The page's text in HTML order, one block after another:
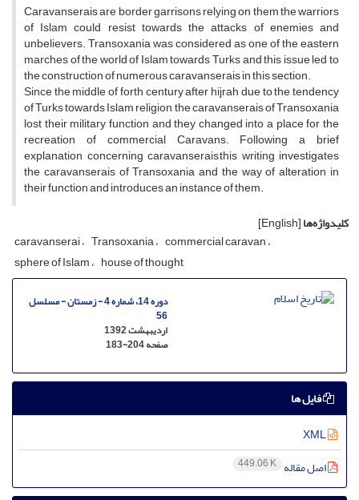
Caravanserais are border garrisons relying on them the warriors
of Islam could resist towards the attacks of enemies and
unbelievers. Transoxania was considered as one of the eastern
marches of the world of Islam towards Turks and this issue led to
the construction of numerous caravanserais in this section.
Since the middle of forth century after hijrah due to the tendency
of Turks towards Islam religion, the caravanserais of Transoxania
lost their military function and they changed into a place for the
recreation of commercial Caravans. Following a brief
explanation concerning caravanserais,this writing investigates
the caravanserais of Transoxania and the way of alteration in
their function and introduces an instance of them.
کلیدواژه‌ها[English]
caravanserai Transoxania commercial caravan
sphere of Islam house of thought
دوره 14، شماره 4 - زمستان - مسلسل
56
اردیبهشت 1392
صفحه183-204
فایل ها
اصل مقاله 449.06 K